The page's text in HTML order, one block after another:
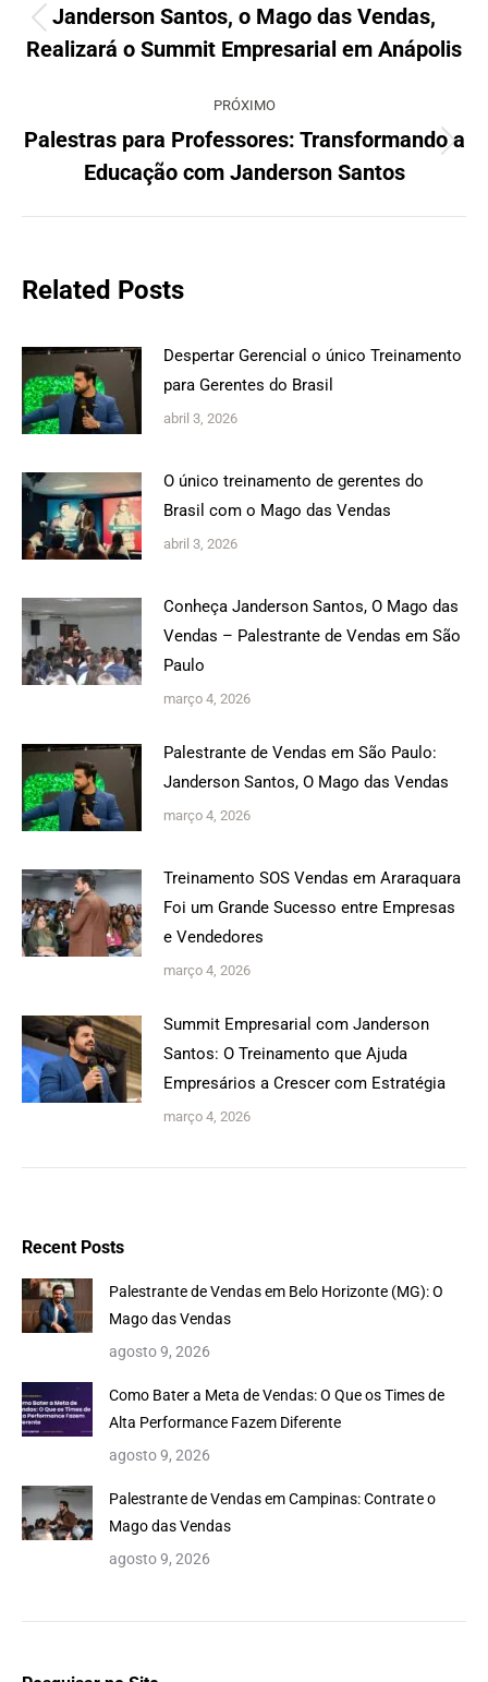
post:
anterior:
Janderson Santos, o Mago das Vendas,
Realizará o Summit Empresarial em Anápolis
PRÓXIMO
post:
Palestras para Professores: Transformando a
Educação com Janderson Santos
Related Posts
Despertar Gerencial o único Treinamento
para Gerentes do Brasil
abril 3, 2026
O único treinamento de gerentes do
Brasil com o Mago das Vendas
abril 3, 2026
Conheça Janderson Santos, O Mago das
Vendas – Palestrante de Vendas em São
Paulo
março 4, 2026
Palestrante de Vendas em São Paulo:
Janderson Santos, O Mago das Vendas
março 4, 2026
Treinamento SOS Vendas em Araraquara
Foi um Grande Sucesso entre Empresas
e Vendedores
março 4, 2026
Summit Empresarial com Janderson
Santos: O Treinamento que Ajuda
Empresários a Crescer com Estratégia
março 4, 2026
Recent Posts
Palestrante de Vendas em Belo Horizonte (MG): O
Mago das Vendas
agosto 9, 2026
Como Bater a Meta de Vendas: O Que os Times de
Alta Performance Fazem Diferente
agosto 9, 2026
Palestrante de Vendas em Campinas: Contrate o
Mago das Vendas
agosto 9, 2026